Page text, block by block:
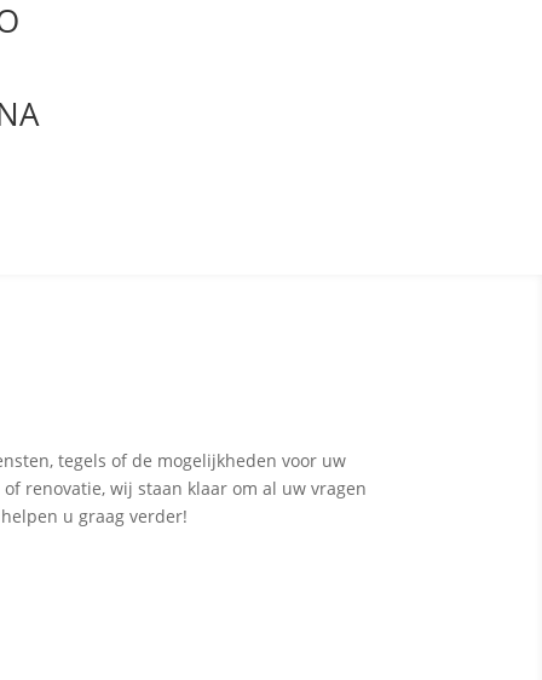
tegels of de mogelijkheden voor uw
renovatie, wij staan klaar om al uw vragen
u graag verder!